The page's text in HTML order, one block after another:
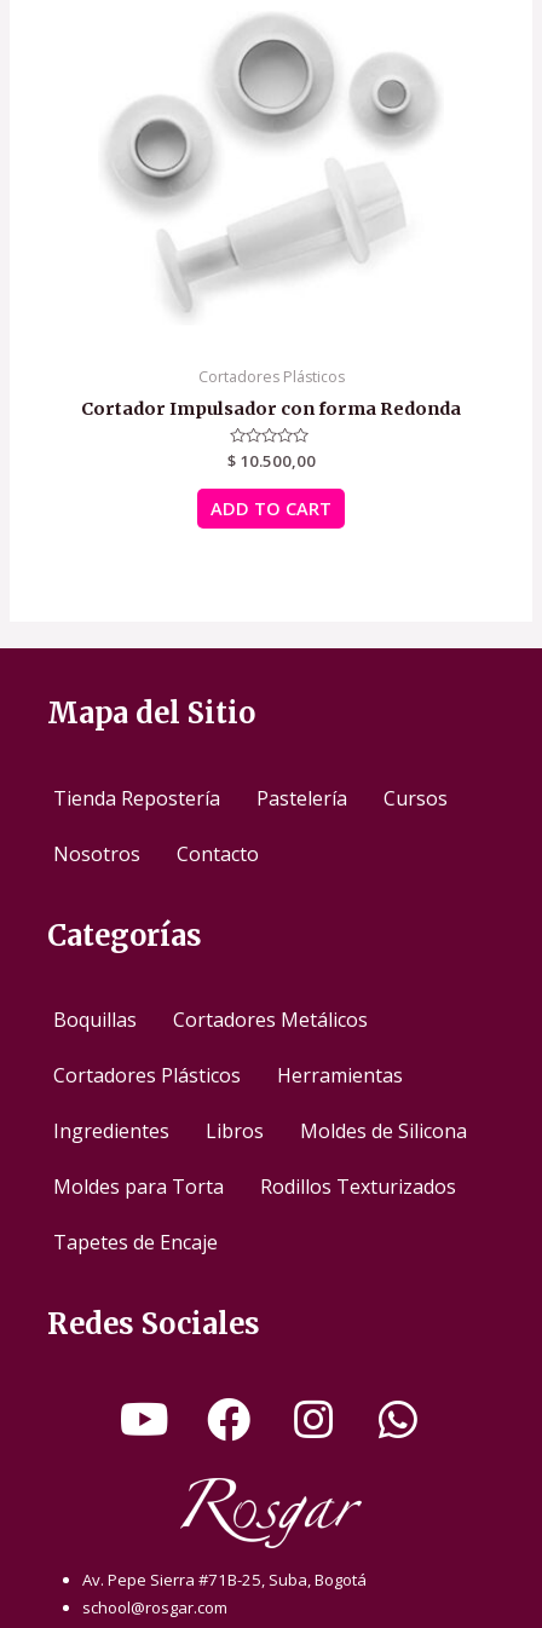
Cortadores Plásticos
Cortador Impulsador con forma Redonda
Rated
out
of
5
$10.500,00
ADD TO CART
Mapa del Sitio
Tienda Repostería Pastelería Cursos
Nosotros Contacto
Categorías
Boquillas Cortadores Metálicos
Cortadores Plásticos Herramientas
Ingredientes Libros Moldes de Silicona
Moldes para Torta Rodillos Texturizados
Tapetes de Encaje
Redes Sociales
Av. Pepe Sierra #71B-25, Suba, Bogotá
school@rosgar.com